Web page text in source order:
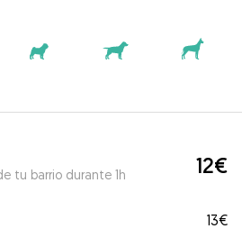
tu barrio durante 1h 12€
13€